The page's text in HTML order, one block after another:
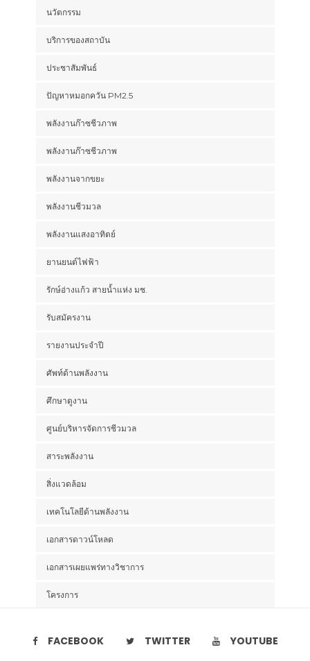
นวัตกรรม
บริการของสถาบัน
ประชาสัมพันธ์
ปัญหาหมอกควัน PM2.5
พลังงานก๊าซชีวภาพ
พลังงานก๊าซชีวภาพ
พลังงานจากขยะ
พลังงานชีวมวล
พลังงานแสงอาทิตย์
ยานยนต์ไฟฟ้า
รักษ์อ่างแก้ว สายน้ำแห่ง มช.
รับสมัครงาน
รายงานประจำปี
ศัพท์ด้านพลังงาน
ศึกษาดูงาน
ศูนย์บริหารจัดการชีวมวล
สาระพลังงาน
สิ่งแวดล้อม
เทคโนโลยีด้านพลังงาน
เอกสารดาวน์โหลด
เอกสารเผยแพร่ทางวิชาการ
โครงการ
FACEBOOK TWITTER YOUTUBE